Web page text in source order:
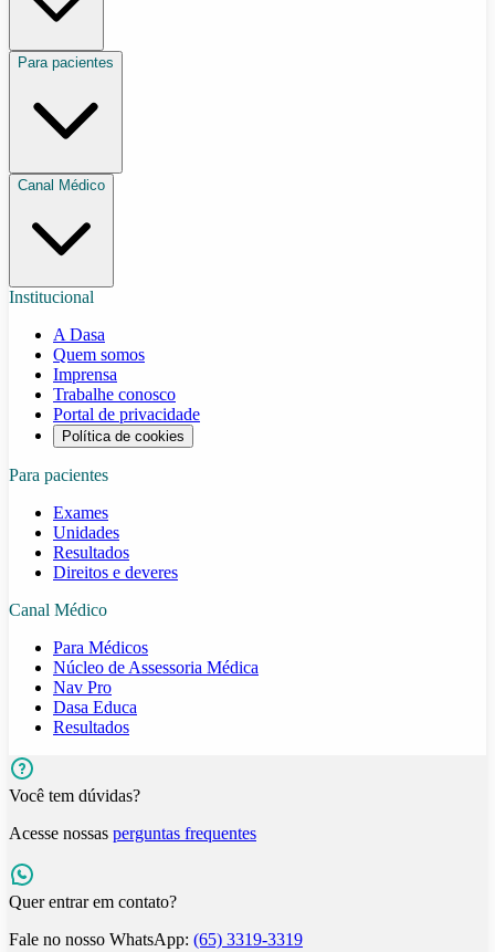
Para pacientes
Canal Médico
Institucional
A Dasa
Quem somos
Imprensa
Trabalhe conosco
Portal de privacidade
Política de cookies
Para pacientes
Exames
Unidades
Resultados
Direitos e deveres
Canal Médico
Para Médicos
Núcleo de Assessoria Médica
Nav Pro
Dasa Educa
Resultados
Você tem dúvidas?
Acesse nossas perguntas frequentes
Quer entrar em contato?
Fale no nosso WhatsApp: (65) 3319-3319